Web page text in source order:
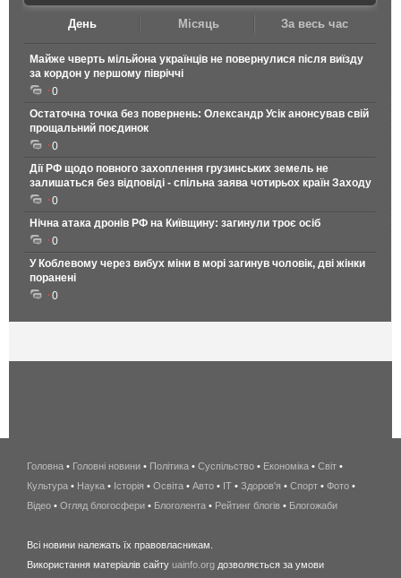
День Місяць За весь час
Майже чверть мільйона українців не повернулися після виїзду
за кордон у першому півріччі
0
Остаточна точка без повернень: Олександр Усік анонсував свій
прощальний поєдинок
0
Дії РФ щодо повного захоплення грузинських земель не
залишаться без відповіді - спільна заява чотирьох країн Заходу
0
Нічна атака дронів РФ на Київщину: загинули троє осіб
0
У Коблевому через вибух міни в морі загинув чоловік, дві жінки
поранені
0
беспроводной
интернет
киев
wimax
Головна • Головні новини • Політика • Суспільство • Економіка • Світ •
Культура • Наука • Історія • Освіта • Авто • IT • Здоров'я • Спорт • Фото •
Відео • Огляд блогосфери • Блоголента • Рейтинг блогів • Блогожаби
Всі новини належать їх правовласникам.
Використання матеріалів сайту uainfo.org дозволяється за умови